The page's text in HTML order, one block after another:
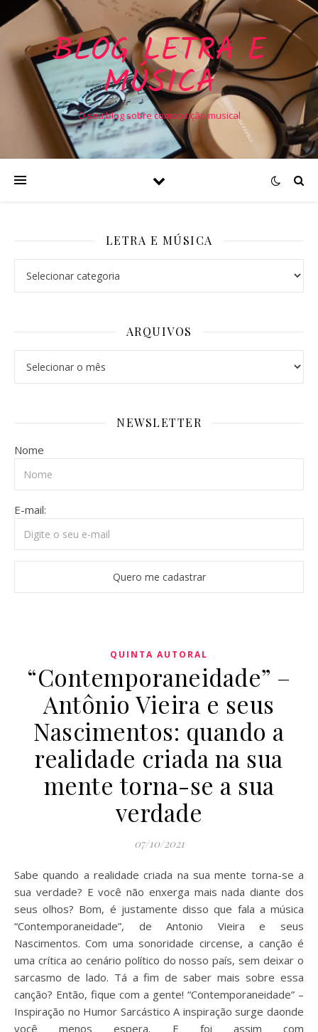
BLOG LETRA E
MÚSICA
O seu blog sobre composição musical
LETRA E MÚSICA
ARQUIVOS
NEWSLETTER
Nome
E-mail:
QUINTA AUTORAL
“Contemporaneidade” –
Antônio Vieira e seus
Nascimentos: quando a
realidade criada na sua
mente torna-se a sua
verdade
07/10/2021
Sabe quando a realidade criada na sua mente torna-se a
sua verdade? E você não enxerga mais nada diante dos
seus olhos? Bom, é justamente disso que fala a música
“Contemporaneidade”, de Antonio Vieira e seus
Nascimentos. Com uma sonoridade circense, a canção é
uma crítica ao cenário político do nosso país, sem deixar o
sarcasmo de lado. Tá a fim de saber mais sobre essa
canção? Então, fique com a gente! “Contemporaneidade” –
Inspiração no Humor Sarcástico A inspiração surge daonde
você menos espera. E foi assim com